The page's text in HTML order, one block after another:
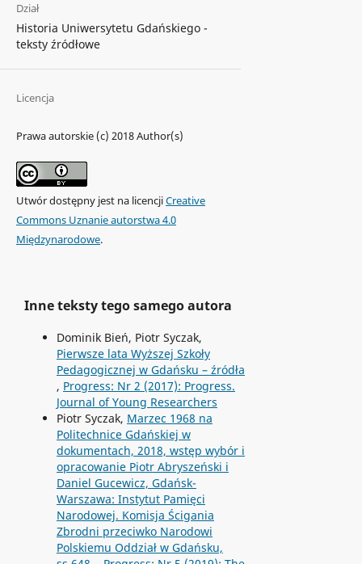
Dział
Historia Uniwersytetu Gdańskiego -
teksty źródłowe
Licencja
Prawa autorskie (c) 2018 Author(s)
Utwór dostępny jest na licencjiCreative
Commons Uznanie autorstwa 4.0
Międzynarodowe.
Inne teksty tego samego autora
Dominik Bień, Piotr Syczak,
Pierwsze lata Wyższej Szkoły
Pedagogicznej w Gdańsku – źródła
, Progress: Nr 2 (2017): Progress.
Journal of Young Researchers
Piotr Syczak, Marzec 1968 na
Politechnice Gdańskiej w
dokumentach, 2018, wstęp wybór i
opracowanie Piotr Abryszeński i
Daniel Gucewicz, Gdańsk-
Warszawa: Instytut Pamięci
Narodowej. Komisja Ścigania
Zbrodni przeciwko Narodowi
Polskiemu Oddział w Gdańsku,